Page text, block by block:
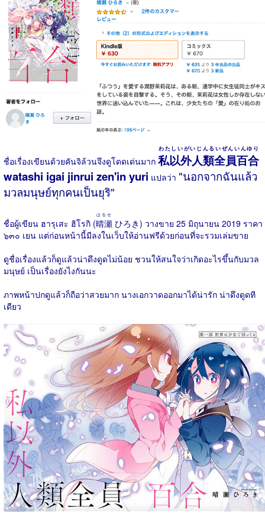
ชื่อเรื่องเขียนด้วยคันจิล้วนจึงดูโดดเด่นมาก 私以外人類全員百合
わたしいがいじんるいぜんいんゆり
watashi igai jinrui zen'in yuri แปลว่า "นอกจากฉันแล้ว
มวลมนุษย์ทุกคนเป็นยุริ"
ชื่อผู้เขียน ฮารุเสะ ฮิโรกิ (晴瀬
はるせ
ひろき) วางขาย 25 มิถุนายน 2019 ราคา
๖๓๐ เยน แต่ก่อนหน้านี้มีลงในเว็บให้อ่านฟรีด้วยก่อนที่จะรวมเล่มขาย
ดูชื่อเรื่องแล้วก็ดูแล้วน่าดึงดูดไม่น้อย ชวนให้สนใจว่าเกิดอะไรขึ้นกับมวล
มนุษย์ เป็นเรื่องยังไงกันนะ
ภาพหน้าปกดูแล้วก็ถือว่าสวยมาก นางเอกวาดออกมาได้น่ารัก น่าดึงดูดที
เดียว